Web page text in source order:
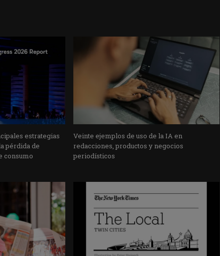
estrategias
pérdida de
consumo
Veinte ejemplos de uso de la IA en
redacciones, productos y negocios
periodísticos